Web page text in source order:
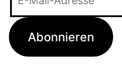
Adresse
Abonnieren